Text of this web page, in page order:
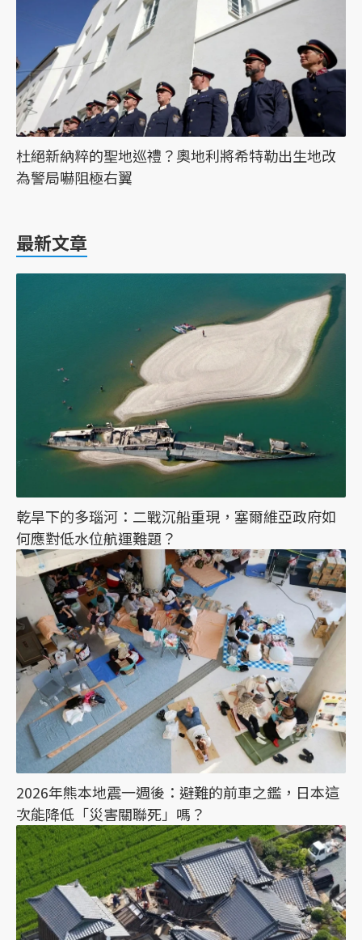
杜絕新納粹的聖地巡禮？奧地利將希特勒出生地改
為警局嚇阻極右翼
最新文章
乾旱下的多瑙河：二戰沉船重現，塞爾維亞政府如
何應對低水位航運難題？
2026年熊本地震一週後：避難的前車之鑑，日本這
次能降低「災害關聯死」嗎？